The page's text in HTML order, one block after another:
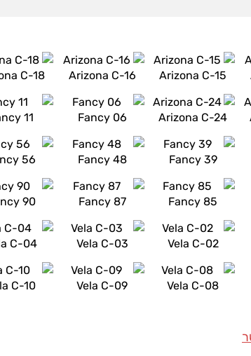
Arizona C-15
Arizona C-16
C-18
Arizona C-24
Fancy 06
11
Fancy 39
Fancy 48
56
Fancy 85
Fancy 87
90
Vela C-02
Vela C-03
C-04
Vela C-08
Vela C-09
C-10